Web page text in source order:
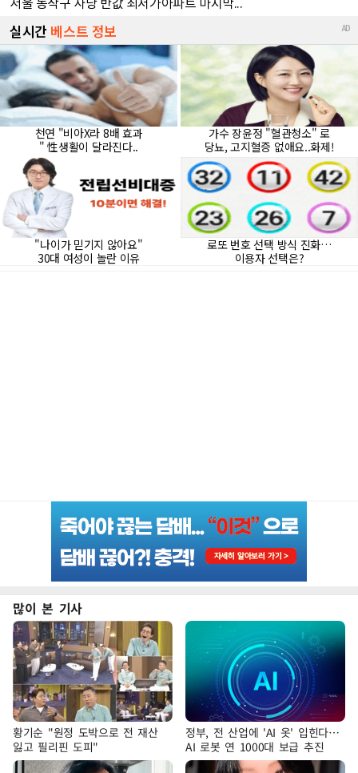
많이 본 기사
황기순 "원정 도박으로 전 재산
잃고 필리핀 도피"
정부, 전 산업에 'AI 옷' 입힌다…
AI 로봇 연 1000대 보급 추진